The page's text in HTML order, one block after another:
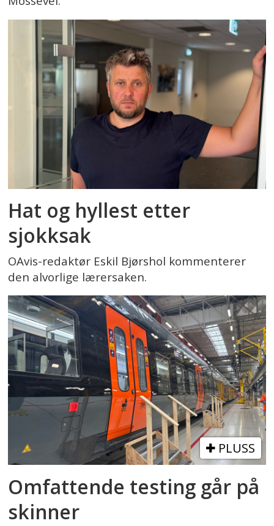
Hat og hyllest etter
sjokksak
OAvis-redaktør Eskil Bjørshol kommenterer
den alvorlige lærersaken.
PLUSS
Omfattende testing går på
skinner